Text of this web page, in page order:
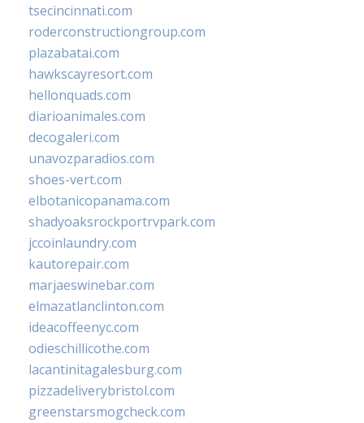
tsecincinnati.com
roderconstructiongroup.com
plazabatai.com
hawkscayresort.com
hellonquads.com
diarioanimales.com
decogaleri.com
unavozparadios.com
shoes-vert.com
elbotanicopanama.com
shadyoaksrockportrvpark.com
jccoinlaundry.com
kautorepair.com
marjaeswinebar.com
elmazatlanclinton.com
ideacoffeenyc.com
odieschillicothe.com
lacantinitagalesburg.com
pizzadeliverybristol.com
greenstarsmogcheck.com